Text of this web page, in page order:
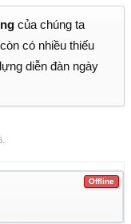
của chúng ta
có nhiều thiếu
diễn đàn ngày
Offline